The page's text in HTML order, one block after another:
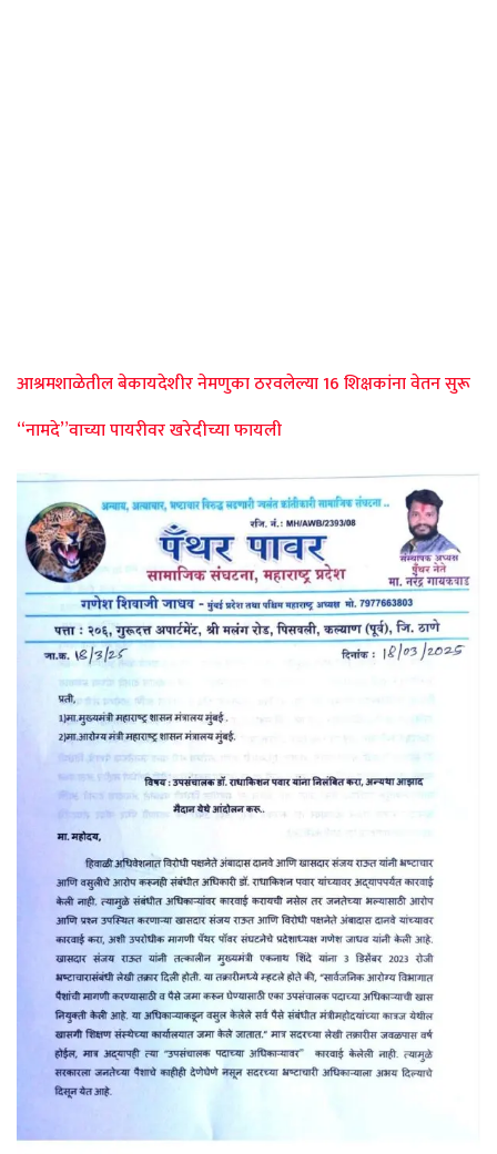
आश्रमशाळेतील बेकायदेशीर नेमणुका ठरवलेल्या 16 शिक्षकांना वेतन सुरू
“नामदे”­वाच्या पायरीवर खरेदीच्या फायली